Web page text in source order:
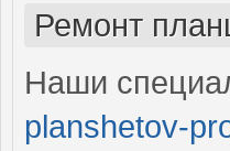
Ремонт
Наши
planshetov-